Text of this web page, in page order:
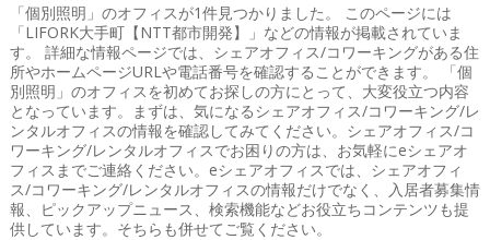
「個別照明」のオフィスが1件見つかりました。 このページには
「LIFORK大手町【NTT都市開発】」などの情報が掲載されていま
す。 詳細な情報ページでは、シェアオフィス/コワーキングがある住
所やホームページURLや電話番号を確認することができます。 「個
別照明」のオフィスを初めてお探しの方にとって、大変役立つ内容
となっています。まずは、気になるシェアオフィス/コワーキング/レ
ンタルオフィスの情報を確認してみてください。シェアオフィス/コ
ワーキング/レンタルオフィスでお困りの方は、お気軽にeシェアオ
フィスまでご連絡ください。eシェアオフィスでは、シェアオフィ
ス/コワーキング/レンタルオフィスの情報だけでなく、入居者募集情
報、ピックアップニュース、検索機能などお役立ちコンテンツも提
供しています。そちらも併せてご覧ください。